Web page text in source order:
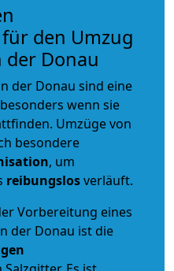
den Umzug
der Donau
der Donau sind eine
wenn sie
Umzüge von
besondere
, um
reibungslosverläuft.
Vorbereitung eines
der Donau ist die